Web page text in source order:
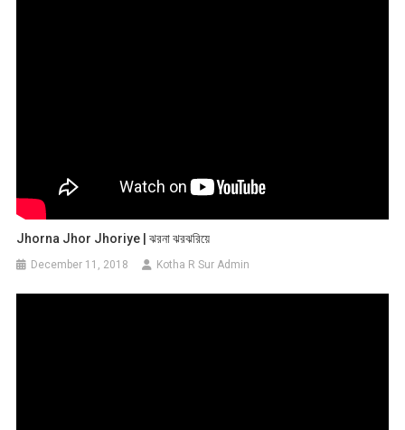
Jhorna Jhor Jhoriye | ঝরনা ঝরঝরিয়ে
December 11, 2018 Kotha R Sur Admin